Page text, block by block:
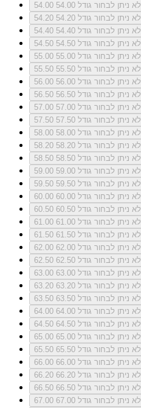
54.00
לא ניתן לבחור גודל 54.00
54.20
לא ניתן לבחור גודל 54.20
54.40
לא ניתן לבחור גודל 54.40
54.50
לא ניתן לבחור גודל 54.50
55.00
לא ניתן לבחור גודל 55.00
55.50
לא ניתן לבחור גודל 55.50
56.00
לא ניתן לבחור גודל 56.00
56.50
לא ניתן לבחור גודל 56.50
57.00
לא ניתן לבחור גודל 57.00
57.50
לא ניתן לבחור גודל 57.50
58.00
לא ניתן לבחור גודל 58.00
58.20
לא ניתן לבחור גודל 58.20
58.50
לא ניתן לבחור גודל 58.50
59.00
לא ניתן לבחור גודל 59.00
59.50
לא ניתן לבחור גודל 59.50
60.00
לא ניתן לבחור גודל 60.00
60.50
לא ניתן לבחור גודל 60.50
61.00
לא ניתן לבחור גודל 61.00
61.50
לא ניתן לבחור גודל 61.50
62.00
לא ניתן לבחור גודל 62.00
62.50
לא ניתן לבחור גודל 62.50
63.00
לא ניתן לבחור גודל 63.00
63.20
לא ניתן לבחור גודל 63.20
63.50
לא ניתן לבחור גודל 63.50
64.00
לא ניתן לבחור גודל 64.00
64.50
לא ניתן לבחור גודל 64.50
65.00
לא ניתן לבחור גודל 65.00
65.50
לא ניתן לבחור גודל 65.50
66.00
לא ניתן לבחור גודל 66.00
66.20
לא ניתן לבחור גודל 66.20
66.50
לא ניתן לבחור גודל 66.50
67.00
לא ניתן לבחור גודל 67.00